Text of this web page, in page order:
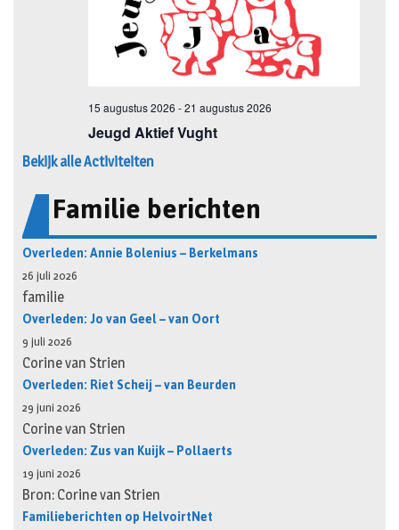
Bekijk alle Activiteiten
Familie berichten
Overleden: Annie Bolenius – Berkelmans
26 juli 2026
familie
Overleden: Jo van Geel – van Oort
9 juli 2026
Corine van Strien
Overleden: Riet Scheij – van Beurden
29 juni 2026
Corine van Strien
Overleden: Zus van Kuijk – Pollaerts
19 juni 2026
Bron: Corine van Strien
Familieberichten op HelvoirtNet